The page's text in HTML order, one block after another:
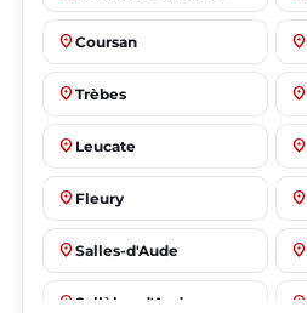
place Coursan place
place Trèbes place
place Leucate place
place Fleury place
place Salles-d'Aude place
place Sallèles-d'Aude place